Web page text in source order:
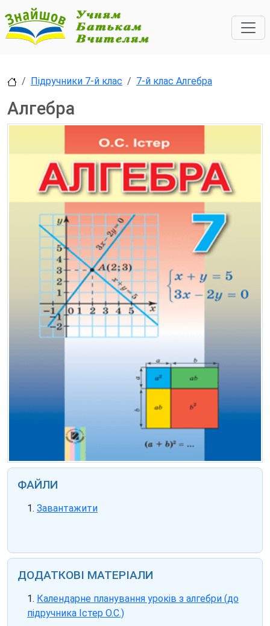
Підручники 7-й клас 7-й клас Алгебра
Алгебра
ФАЙЛИ
Завантажити
ДОДАТКОВІ МАТЕРІАЛИ
Календарне планування уроків з алгебри (до
підручника Істер О.С.)